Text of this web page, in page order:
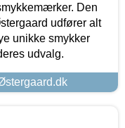
Den
udfører alt
unikke smykker
udvalg.